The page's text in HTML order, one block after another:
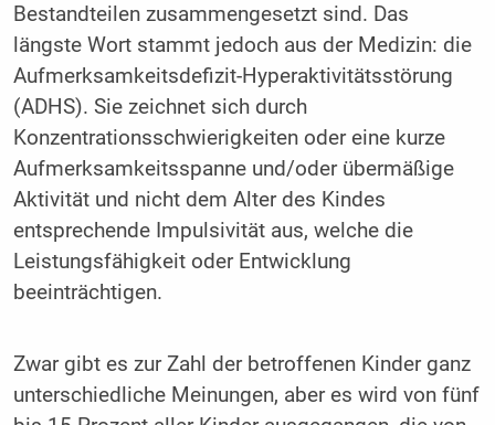
Bestandteilen zusammengesetzt sind. Das
längste Wort stammt jedoch aus der Medizin: die
Aufmerksamkeitsdefizit-Hyperaktivitätsstörung
(ADHS). Sie zeichnet sich durch
Konzentrationsschwierigkeiten oder eine kurze
Aufmerksamkeitsspanne und/oder übermäßige
Aktivität und nicht dem Alter des Kindes
entsprechende Impulsivität aus, welche die
Leistungsfähigkeit oder Entwicklung
beeinträchtigen.
Zwar gibt es zur Zahl der betroffenen Kinder ganz
unterschiedliche Meinungen, aber es wird von fünf